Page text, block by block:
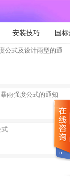
安装技巧 国
公式及设计雨型的通
雨强度公式的通知
式